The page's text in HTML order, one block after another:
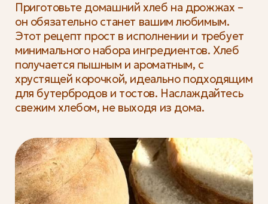
Приготовьте домашний хлеб на дрожжах –
он обязательно станет вашим любимым.
Этот рецепт прост в исполнении и требует
минимального набора ингредиентов. Хлеб
получается пышным и ароматным, с
хрустящей корочкой, идеально подходящим
для бутербродов и тостов. Наслаждайтесь
свежим хлебом, не выходя из дома.